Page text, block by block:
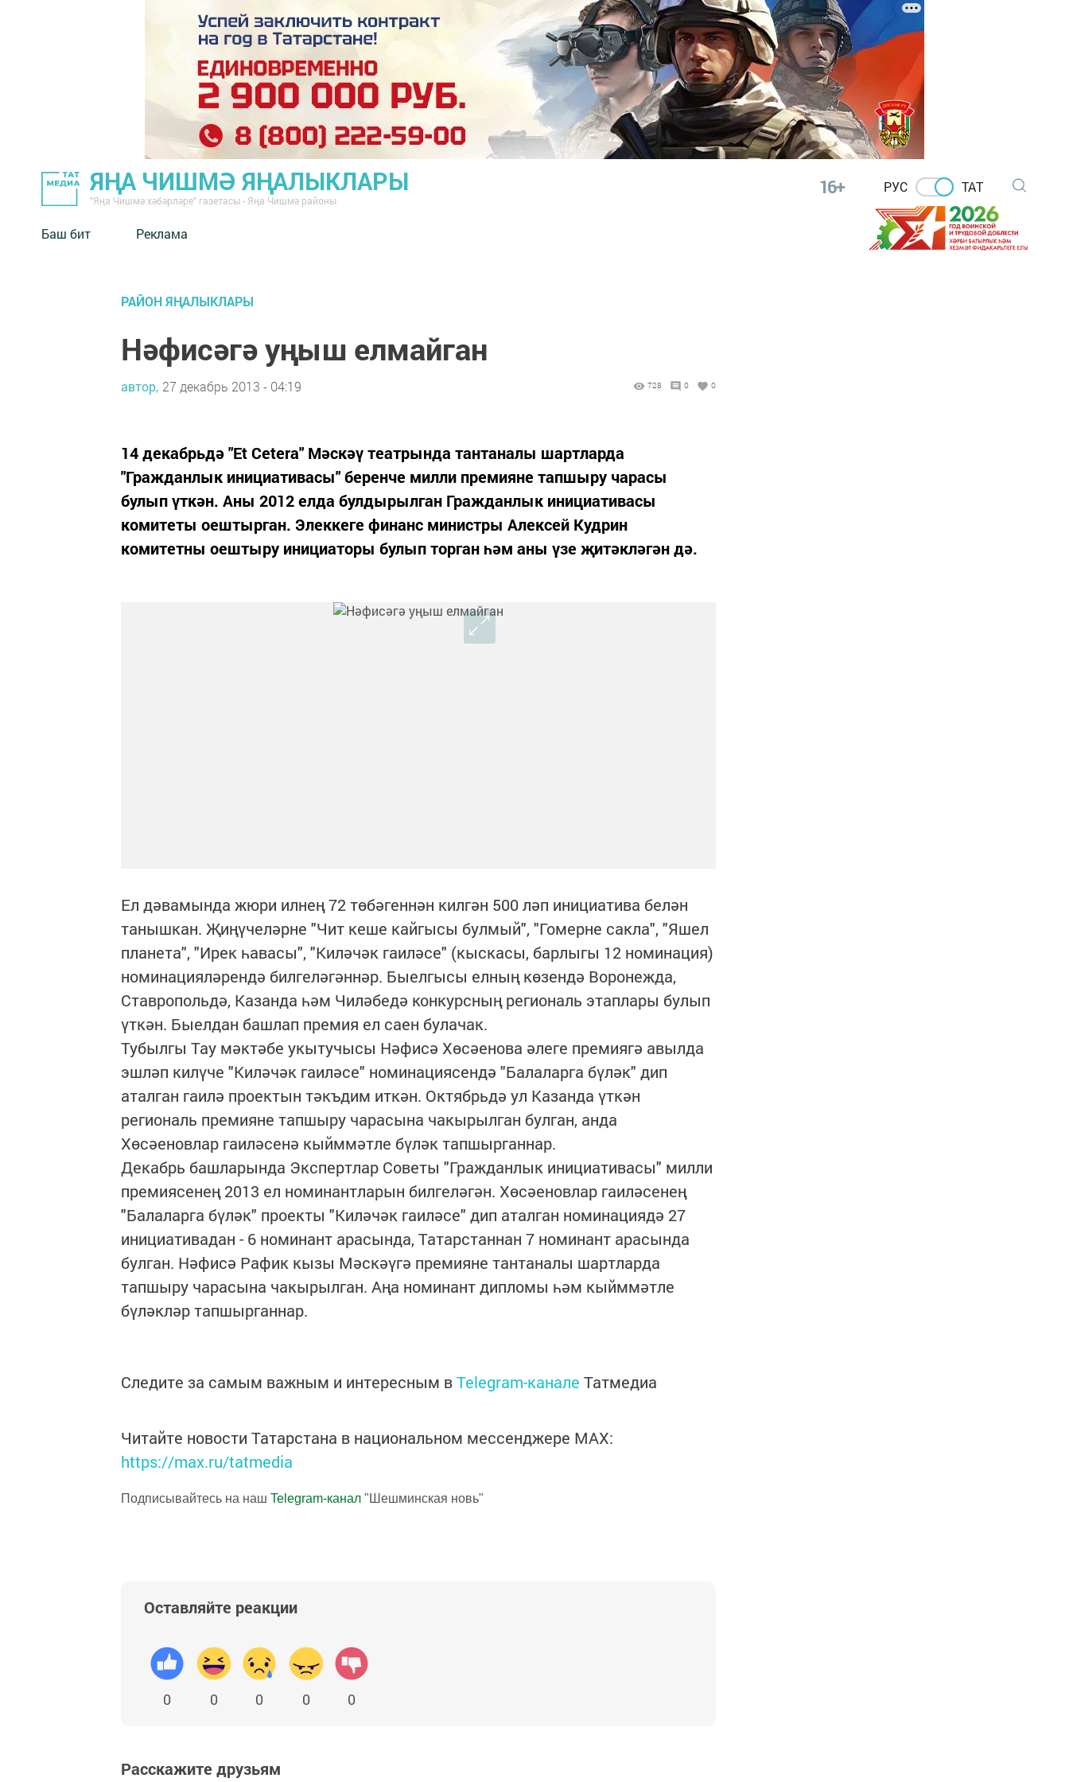
ЯҢА ЧИШМӘ ЯҢАЛЫКЛАРЫ
"Яңа Чишмә хәбәрләре" газетасы - Яңа Чишмә районы
16+ РУС ТАТ
Баш бит Реклама
РАЙОН ЯҢАЛЫКЛАРЫ
Нәфисәгә уңыш елмайган
автор, 27 декабрь 2013 - 04:19 728 0 0
14 декабрьдә "Et Cetera" Мәскәү театрында тантаналы шартларда
"Гражданлык инициативасы" беренче милли премияне тапшыру чарасы
булып үткән. Аны 2012 елда булдырылган Гражданлык инициативасы
комитеты оештырган. Элеккеге финанс министры Алексей Кудрин
комитетны оештыру инициаторы булып торган һәм аны үзе җитәкләгән дә.
Ел дәвамында жюри илнең 72 төбәгеннән килгән 500 ләп инициатива белән
танышкан. Җиңүчеләрне "Чит кеше кайгысы булмый", "Гомерне сакла", "Яшел
планета", "Ирек һавасы", "Киләчәк гаиләсе" (кыскасы, барлыгы 12 номинация)
номинацияләрендә билгеләгәннәр. Быелгысы елның көзендә Воронежда,
Ставропольдә, Казанда һәм Чиләбедә конкурсның региональ этаплары булып
үткән. Быелдан башлап премия ел саен булачак.
Тубылгы Тау мәктәбе укытучысы Нәфисә Хөсәенова әлеге премиягә авылда
эшләп килүче "Киләчәк гаиләсе" номинациясендә "Балаларга бүләк" дип
аталган гаилә проектын тәкъдим иткән. Октябрьдә ул Казанда үткән
региональ премияне тапшыру чарасына чакырылган булган, анда
Хөсәеновлар гаиләсенә кыйммәтле бүләк тапшырганнар.
Декабрь башларында Экспертлар Советы "Гражданлык инициативасы" милли
премиясенең 2013 ел номинантларын билгеләгән. Хөсәеновлар гаиләсенең
"Балаларга бүләк" проекты "Киләчәк гаиләсе" дип аталган номинациядә 27
инициативадан - 6 номинант арасында, Татарстаннан 7 номинант арасында
булган. Нәфисә Рафик кызы Мәскәүгә премияне тантаналы шартларда
тапшыру чарасына чакырылган. Аңа номинант дипломы һәм кыйммәтле
бүләкләр тапшырганнар.
Следите за самым важным и интересным вTelegram-канале Татмедиа
Читайте новости Татарстана в национальном мессенджере MАХ:
https://max.ru/tatmedia
Подписывайтесь на наш Telegram-канал "Шешминская новь"
Оставляйте реакции
0 0 0 0 0
Расскажите друзьям